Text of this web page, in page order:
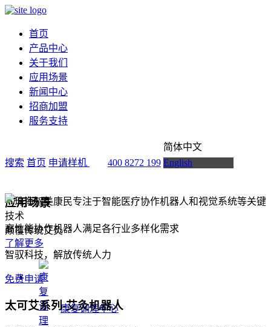
首页
产品中心
关于我们
应用场景
新闻中心
招商加盟
服务支持
搜索 首页 申请样机 400 8272 199
简体中文
English
应用场景
高性能协作机器人满足各行业多样化需求
了解更多
康复调理中心
颠覆传统艾灸
智驭科技，解放传统人力
免费申请
太可艾系列-艾灸机器人